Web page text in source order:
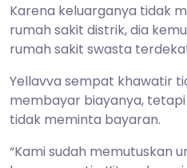
Karena keluarganya tidak
rumah sakit distrik, dia
rumah sakit swasta
Yellavva sempat khawatir
membayar biayanya,
tidak meminta bayaran.
“Kami sudah memutuskan